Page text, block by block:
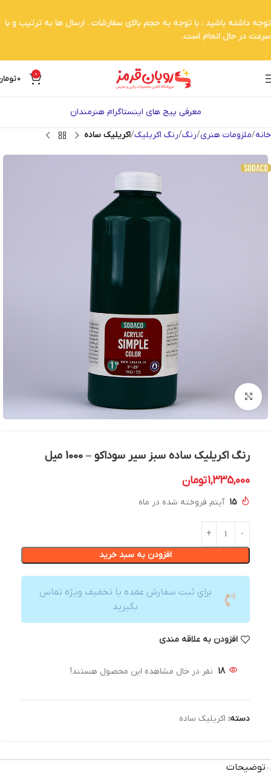
0
0
معرفی پیج های اینستاگرام هنرمندان
خانه ملزومات هنری رنگ رنگ اکریلیک اکریلیک ساده
بزرگنمایی تصویر
رنگ اکریلیک ساده سبز سیر سوداکو – 1000 میل
1,335,000تومان
15 آیتم فروخته شده در ماه
افزودن به سبد خرید
برای ثبت سفارش عمده با تخفیف ویژه تماس
بگیرید
افزودن به علاقه مندی
18 نفر در حال مشاهده این محصول هستند!
دسته: اکریلیک ساده
توضیحات
توجه داشته باشید : با توجه به حجم بالای سفارشات . ارسال ها به ترتیب و با
سرعت در حال انجام است.